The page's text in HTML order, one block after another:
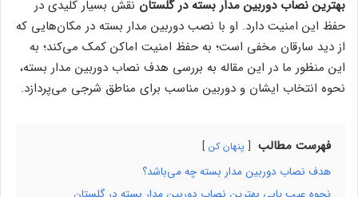
بهترین نصاب دوربین مدار بسته در گلستان نقش بسیار کلیدی در
حفظ این امنیت دارد. او با نصب دوربین‌ مدار بسته در مکان‌هایی که
از دید سارقان مخفی است؛ به حفظ امنیت اماکن کمک می‌کند؛ به
این منظور ما در این مقاله به بررسی هدف نصاب دوربین مدار بسته،
نحوه انتخاب ایشان و دوربین مناسب برای مناطق شرجی می‌پردازد.
فهرست مطالب پنهان کن
هدف نصاب دوربین مدار بسته چه می‌باشد؟